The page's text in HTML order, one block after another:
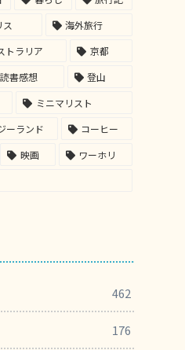
ス
海外旅行
トラリア
京都
読書感想
登山
ミニマリスト
ーランド
コーヒー
映画
ワーホリ
462
176